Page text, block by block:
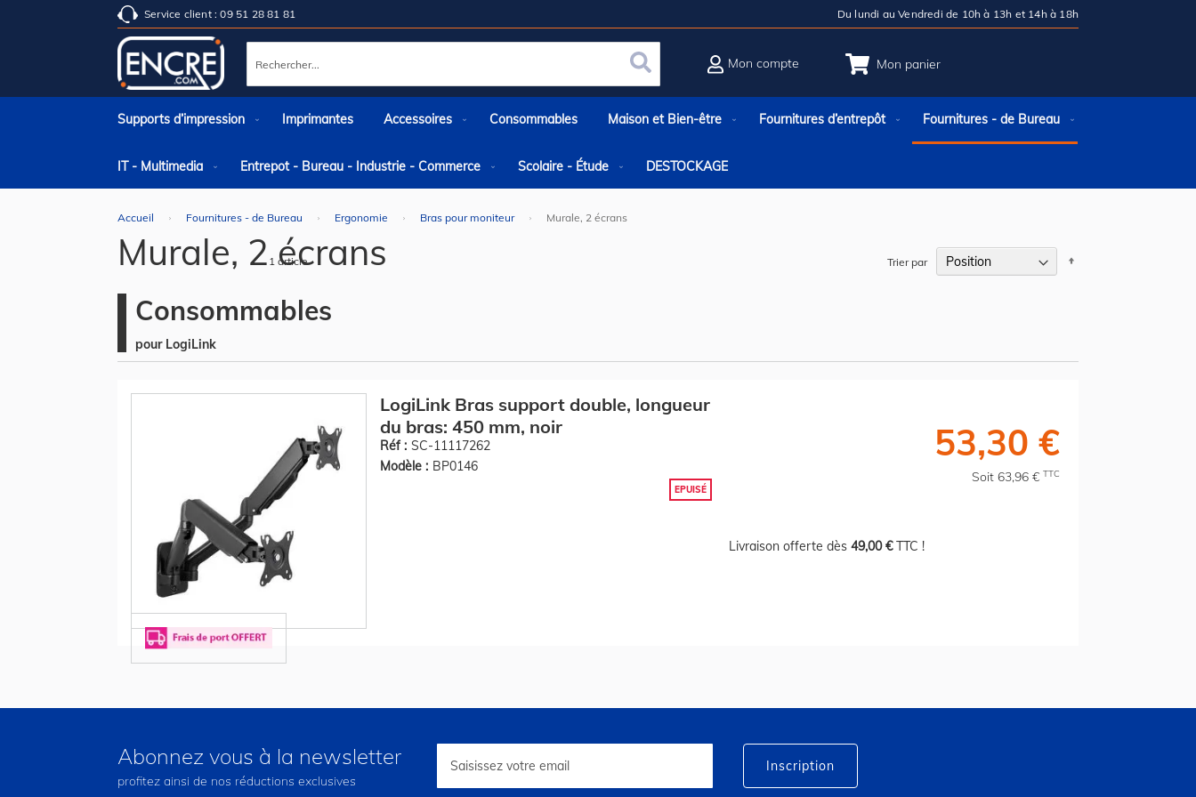
Service client : 09 51 28 81 81 Du lundi au Vendredi de 10h à 13h et 14h à 18h
Mon panier
Rechercher Rechercher
Mon compte
Supports d’impression Imprimantes Accessoires Consommables Maison et Bien-être Fournitures d’entrepôt Fournitures - de Bureau
IT - Multimedia Entrepot - Bureau - Industrie - Commerce Scolaire - Étude DESTOCKAGE
Accueil Fournitures - de Bureau Ergonomie Bras pour moniteur Murale, 2 écrans
Murale, 2 écrans
1 article Trier par
Consommables
pour LogiLink
LogiLink Bras support double, longueur
du bras: 450 mm, noir
Réf : SC-11117262
Modèle : BP0146
EPUISÉ
53,30 €
Soit 63,96 € TTC
Livraison offerte dès 49,00 €TTC !
Abonnez vous à la newsletter
profitez ainsi de nos réductions exclusives
lettre
Inscription